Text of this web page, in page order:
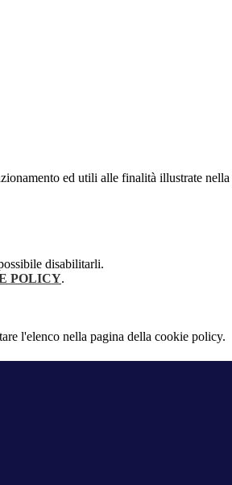
ed utili alle finalità illustrate nella
disabilitarli.
POLICY.
l'elenco nella pagina della cookie policy.